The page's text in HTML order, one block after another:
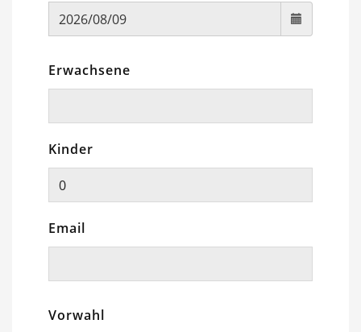
Erwachsene
Kinder
Email
Vorwahl